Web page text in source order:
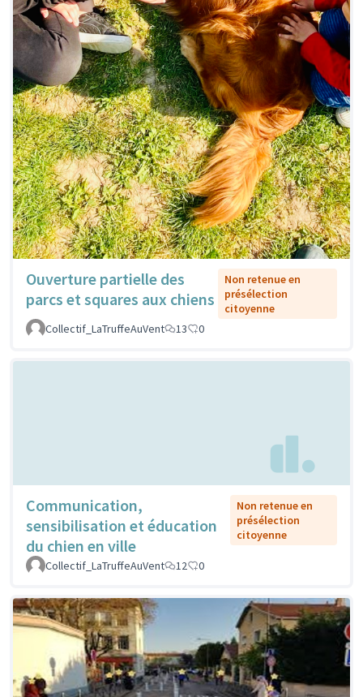
Ouverture partielle des
parcs et squares aux chiens
Non retenue en
présélection
citoyenne
Collectif_LaTruffeAuVent
13 0
Communication,
sensibilisation et éducation
du chien en ville
Non retenue en
présélection
citoyenne
Collectif_LaTruffeAuVent 12 0